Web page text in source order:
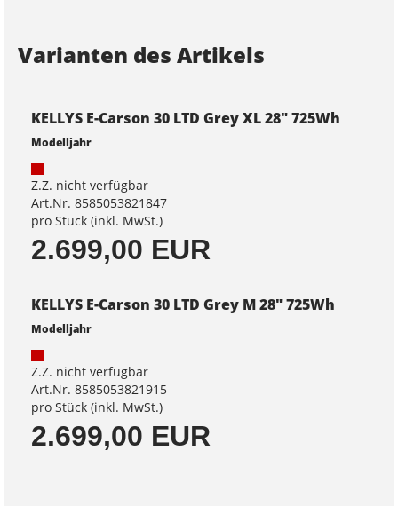
Varianten des Artikels
KELLYS E-Carson 30 LTD Grey XL 28" 725Wh
Modelljahr
Z.Z. nicht verfügbar
Art.Nr. 8585053821847
pro Stück (inkl. MwSt.)
2.699,00 EUR
KELLYS E-Carson 30 LTD Grey M 28" 725Wh
Modelljahr
Z.Z. nicht verfügbar
Art.Nr. 8585053821915
pro Stück (inkl. MwSt.)
2.699,00 EUR